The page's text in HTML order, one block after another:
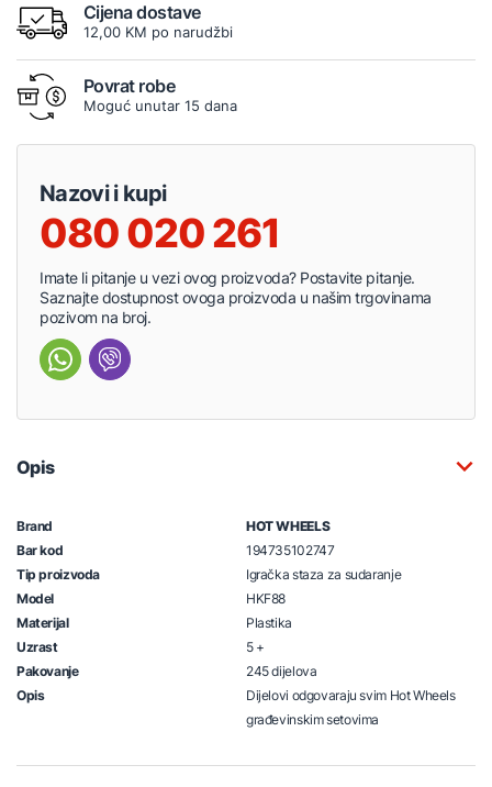
Cijena dostave
12,00 KM po narudžbi
Povrat robe
Moguć unutar 15 dana
Nazovi i kupi
080 020 261
Imate li pitanje u vezi ovog proizvoda? Postavite pitanje.
Saznajte dostupnost ovoga proizvoda u našim trgovinama
pozivom na broj.
Opis
Brand
HOT WHEELS
Bar kod
194735102747
Tip proizvoda
Igračka staza za sudaranje
Model
HKF88
Materijal
Plastika
Uzrast
5 +
Pakovanje
245 dijelova
Opis
Dijelovi odgovaraju svim Hot Wheels
građevinskim setovima